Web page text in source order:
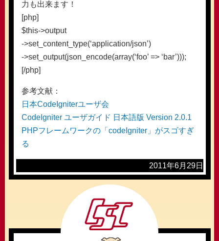
力も出来ます！
[php]
$this->output
->set_content_type(‘application/json’)
->set_output(json_encode(array(‘foo’ => ‘bar’)));
[/php]
参考文献：
日本CodeIgniterユーザ会
CodeIgniter ユーザガイド 日本語版 Version 2.0.1
PHPフレームワークの「codeIgniter」がスゴすぎ
る
2011年6月29日